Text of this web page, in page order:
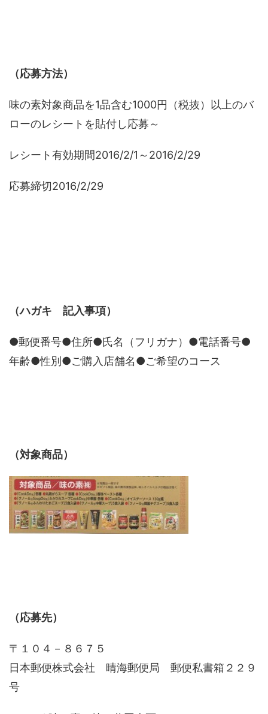
（応募方法）
味の素対象商品を1品含む1000円（税抜）以上のバ
ローのレシートを貼付し応募～
レシート有効期間2016/2/1～2016/2/29
応募締切2016/2/29
（ハガキ 記入事項）
●郵便番号●住所●氏名（フリガナ）●電話番号●
年齢●性別●ご購入店舗名●ご希望のコース
（対象商品）
（応募先）
〒１０４－８６７５
日本郵便株式会社 晴海郵便局 郵便私書箱２２９
号